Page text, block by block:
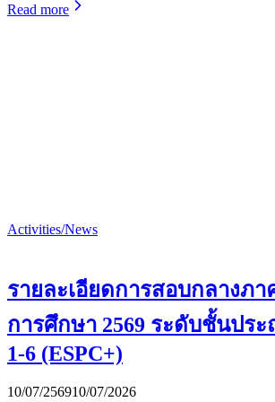
Read more
Activities/News
รายละเอียดการสอบกลางภา
การศึกษา 2569 ระดับชั้นปร
1-6 (ESPC+)
10/07/256910/07/2026